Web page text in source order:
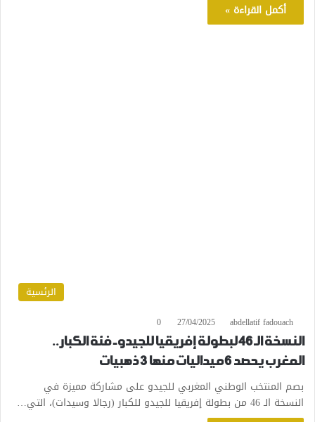
أكمل القراءة »
الرئسية
abdellatif fadouach
27/04/2025
0
النسخة الـ 46 لبطولة إفريقيا للجيدو- فئة الكبار..
المغرب يحصد 6 ميداليات منها 3 ذهبيات
بصم المنتخب الوطني المغربي للجيدو على مشاركة مميزة في
النسخة الـ 46 من بطولة إفريقيا للجيدو للكبار (رجالا وسيدات)، التي…